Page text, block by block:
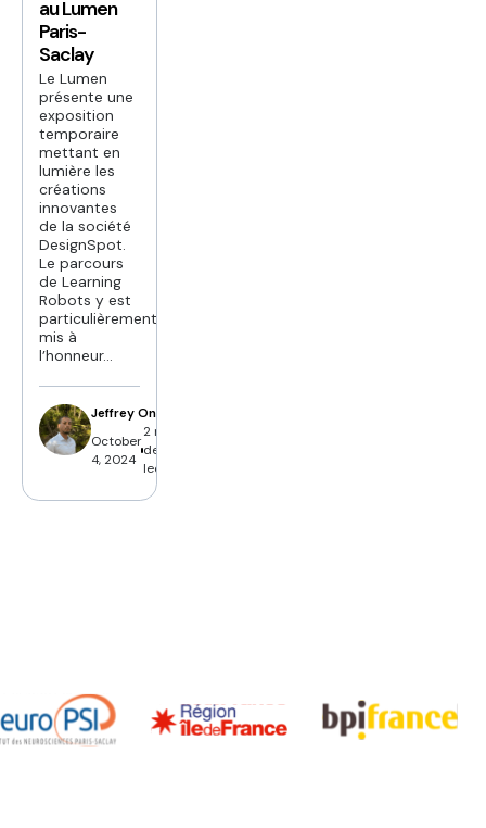
au Lumen
Paris-
Saclay
Le Lumen
présente une
exposition
temporaire
mettant en
lumière les
créations
innovantes
de la société
DesignSpot.
Le parcours
de Learning
Robots y est
particulièrement
mis à
l’honneur...
Jeffrey Ondet
October
4, 2024
2 min
de
lecture